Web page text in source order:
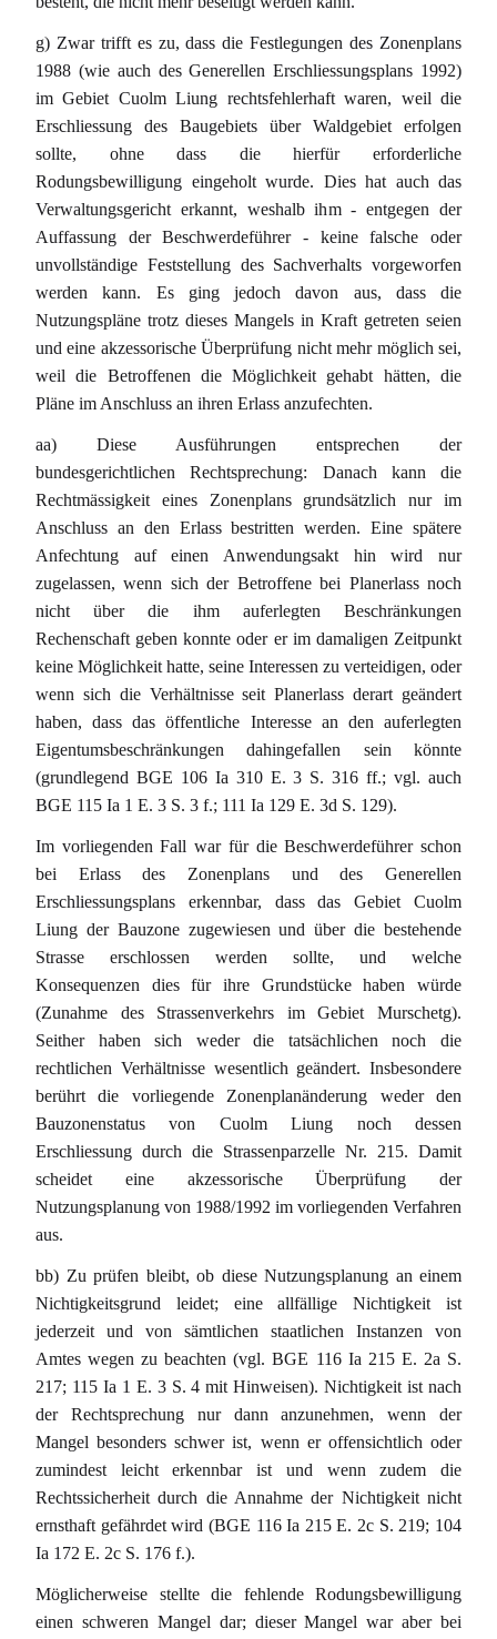
g) Zwar trifft es zu, dass die Festlegungen des Zonenplans
1988 (wie auch des Generellen Erschliessungsplans 1992)
im Gebiet Cuolm Liung rechtsfehlerhaft waren, weil die
Erschliessung des Baugebiets über Waldgebiet erfolgen
sollte, ohne dass die hierfür erforderliche
Rodungsbewilligung eingeholt wurde. Dies hat auch das
Verwaltungsgericht erkannt, weshalb ihm - entgegen der
Auffassung der Beschwerdeführer - keine falsche oder
unvollständige Feststellung des Sachverhalts vorgeworfen
werden kann. Es ging jedoch davon aus, dass die
Nutzungspläne trotz dieses Mangels in Kraft getreten seien
und eine akzessorische Überprüfung nicht mehr möglich sei,
weil die Betroffenen die Möglichkeit gehabt hätten, die
Pläne im Anschluss an ihren Erlass anzufechten.
aa) Diese Ausführungen entsprechen der
bundesgerichtlichen Rechtsprechung: Danach kann die
Rechtmässigkeit eines Zonenplans grundsätzlich nur im
Anschluss an den Erlass bestritten werden. Eine spätere
Anfechtung auf einen Anwendungsakt hin wird nur
zugelassen, wenn sich der Betroffene bei Planerlass noch
nicht über die ihm auferlegten Beschränkungen
Rechenschaft geben konnte oder er im damaligen Zeitpunkt
keine Möglichkeit hatte, seine Interessen zu verteidigen, oder
wenn sich die Verhältnisse seit Planerlass derart geändert
haben, dass das öffentliche Interesse an den auferlegten
Eigentumsbeschränkungen dahingefallen sein könnte
(grundlegend BGE 106 Ia 310 E. 3 S. 316 ff.; vgl. auch
BGE 115 Ia 1 E. 3 S. 3 f.; 111 Ia 129 E. 3d S. 129).
Im vorliegenden Fall war für die Beschwerdeführer schon
bei Erlass des Zonenplans und des Generellen
Erschliessungsplans erkennbar, dass das Gebiet Cuolm
Liung der Bauzone zugewiesen und über die bestehende
Strasse erschlossen werden sollte, und welche
Konsequenzen dies für ihre Grundstücke haben würde
(Zunahme des Strassenverkehrs im Gebiet Murschetg).
Seither haben sich weder die tatsächlichen noch die
rechtlichen Verhältnisse wesentlich geändert. Insbesondere
berührt die vorliegende Zonenplanänderung weder den
Bauzonenstatus von Cuolm Liung noch dessen
Erschliessung durch die Strassenparzelle Nr. 215. Damit
scheidet eine akzessorische Überprüfung der
Nutzungsplanung von 1988/1992 im vorliegenden Verfahren
aus.
bb) Zu prüfen bleibt, ob diese Nutzungsplanung an einem
Nichtigkeitsgrund leidet; eine allfällige Nichtigkeit ist
jederzeit und von sämtlichen staatlichen Instanzen von
Amtes wegen zu beachten (vgl. BGE 116 Ia 215 E. 2a S.
217; 115 Ia 1 E. 3 S. 4 mit Hinweisen). Nichtigkeit ist nach
der Rechtsprechung nur dann anzunehmen, wenn der
Mangel besonders schwer ist, wenn er offensichtlich oder
zumindest leicht erkennbar ist und wenn zudem die
Rechtssicherheit durch die Annahme der Nichtigkeit nicht
ernsthaft gefährdet wird (BGE 116 Ia 215 E. 2c S. 219; 104
Ia 172 E. 2c S. 176 f.).
Möglicherweise stellte die fehlende Rodungsbewilligung
einen schweren Mangel dar; dieser Mangel war aber bei